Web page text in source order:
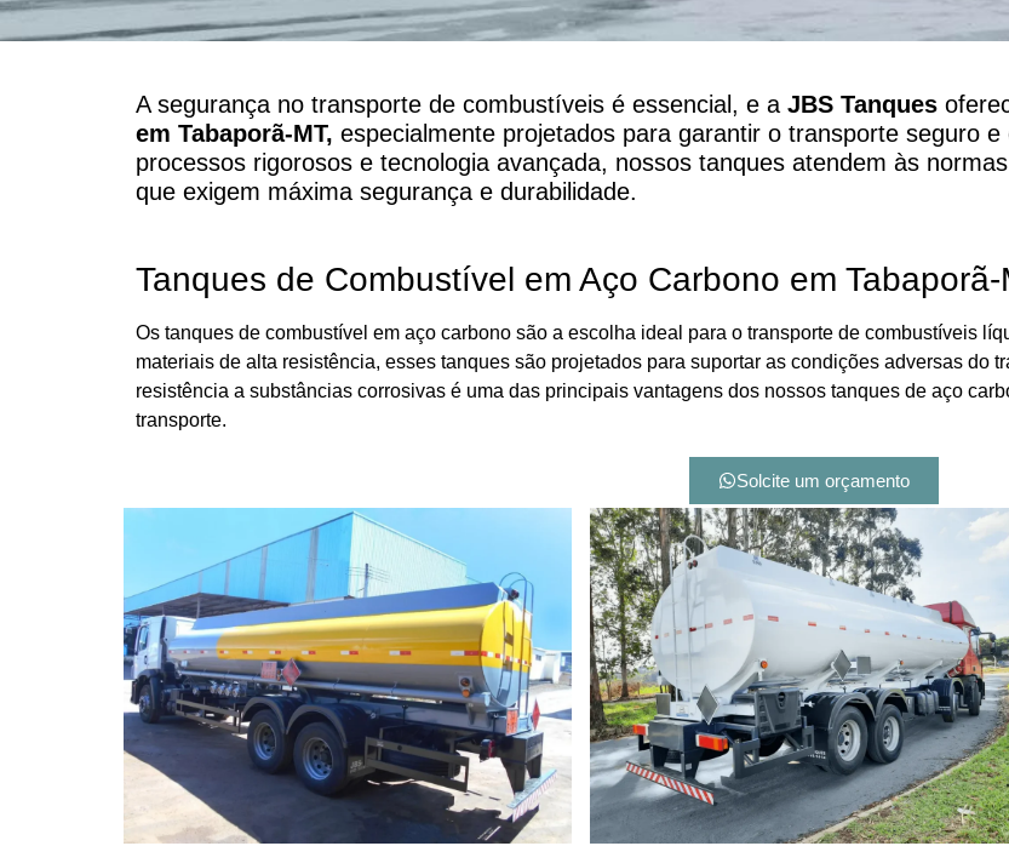
A segurança no transporte de combustíveis é essencial, e a JBS Tanques
em Tabaporã-MT, especialmente projetados para garantir o transporte seguro
processos rigorosos e tecnologia avançada, nossos tanques atendem às
que exigem máxima segurança e durabilidade.
Tanques de Combustível em Aço Carbono em Tabaporã-
Os tanques de combustível em aço carbono são a escolha ideal para o transporte de combustíveis
materiais de alta resistência, esses tanques são projetados para suportar as condições adversas do
resistência a substâncias corrosivas é uma das principais vantagens dos nossos tanques de aço
transporte.
Solcite um orçamento